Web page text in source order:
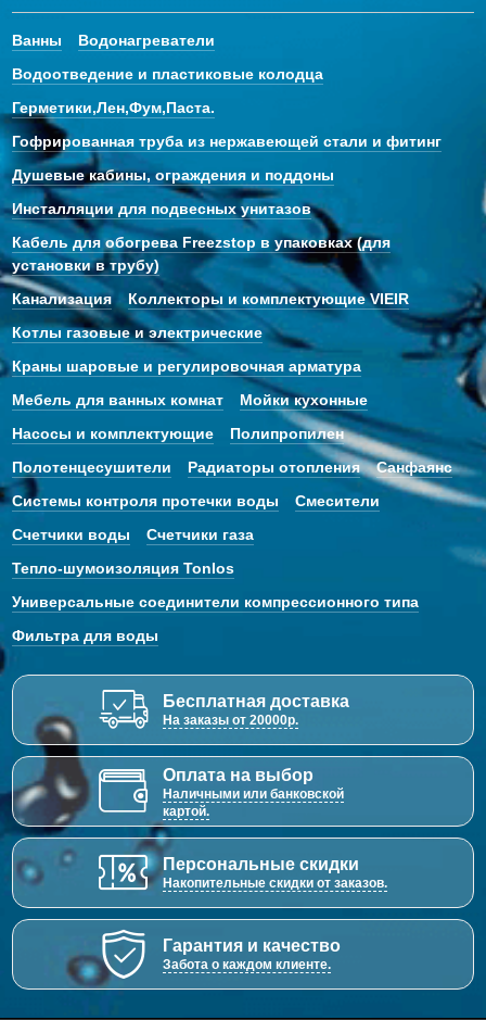
Ванны
Водонагреватели
Водоотведение и пластиковые колодца
Герметики,Лен,Фум,Паста.
Гофрированная труба из нержавеющей стали и фитинг
Душевые кабины, ограждения и поддоны
Инсталляции для подвесных унитазов
Кабель для обогрева Freezstop в упаковках (для
установки в трубу)
Канализация
Коллекторы и комплектующие VIEIR
Котлы газовые и электрические
Краны шаровые и регулировочная арматура
Мебель для ванных комнат
Мойки кухонные
Насосы и комплектующие
Полипропилен
Полотенцесушители
Радиаторы отопления
Санфаянс
Системы контроля протечки воды
Смесители
Счетчики воды
Счетчики газа
Тепло-шумоизоляция Tonlos
Универсальные соединители компрессионного типа
Фильтра для воды
Бесплатная доставка
На заказы от 20000р.
Оплата на выбор
Наличными или банковской
картой.
Персональные скидки
Накопительные скидки от заказов.
Гарантия и качество
Забота о каждом клиенте.